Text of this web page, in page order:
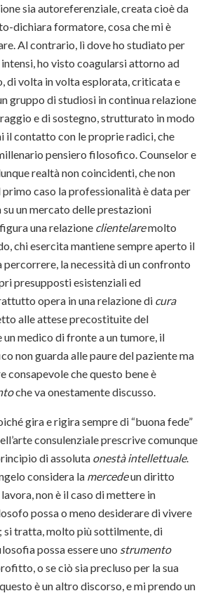
sia autoreferenziale, creata cioè da
dichiara formatore, cosa che mi è
Al contrario, lì dove ho studiato per
ho visto coagularsi attorno ad
di volta in volta esplorata, criticata e
gruppo di studiosi in continua relazione
e di sostegno, strutturato in modo
il contatto con le proprie radici, che
pensiero filosofico. Counselor e
realtà non coincidenti, che non
primo caso la professionalità è data per
un mercato delle prestazioni
una relazione clientelaremolto
chi esercita mantiene sempre aperto il
percorrere, la necessità di un confronto
presupposti esistenziali ed
opera in una relazione di cura
alle attese precostituite del
un medico di fronte a un tumore, il
non guarda alle paure del paziente ma
consapevole che questo bene è
che va onestamente discusso.
gira e rigira sempre di “buona fede”
consulenziale prescrive comunque
di assoluta onestà intellettuale.
considera la mercedeun diritto
non è il caso di mettere in
possa o meno desiderare di vivere
tratta, molto più sottilmente, di
possa essere uno strumento
o se ciò sia precluso per la sua
è un altro discorso, e mi prendo un